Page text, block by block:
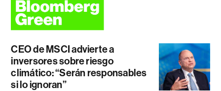
CEO de MSCI advierte a
inversores sobre riesgo
climático: “Serán responsables
si lo ignoran”